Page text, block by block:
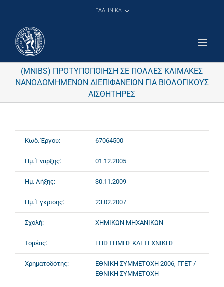
ΕΛΛΗΝΙΚΑ
(MNIBS) ΠΡΟΤΥΠΟΠΟΙΗΣΗ ΣΕ ΠΟΛΛΕΣ ΚΛΙΜΑΚΕΣ
ΝΑΝΟΔΟΜΗΜΕΝΩΝ ΔΙΕΠΙΦΑΝΕΙΩΝ ΓΙΑ ΒΙΟΛΟΓΙΚΟΥΣ
ΑΙΣΘΗΤΗΡΕΣ
Κωδ. Έργου: 67064500
Ημ. Έναρξης: 01.12.2005
Ημ. Λήξης: 30.11.2009
Ημ. Έγκρισης: 23.02.2007
Σχολή: ΧΗΜΙΚΩΝ ΜΗΧΑΝΙΚΩΝ
Τομέας: ΕΠΙΣΤΗΜΗΣ ΚΑΙ ΤΕΧΝΙΚΗΣ
Χρηματοδότης:
ΕΘΝΙΚΗ ΣΥΜΜΕΤΟΧΗ 2006, ΓΓΕΤ /
ΕΘΝΙΚΗ ΣΥΜΜΕΤΟΧΗ